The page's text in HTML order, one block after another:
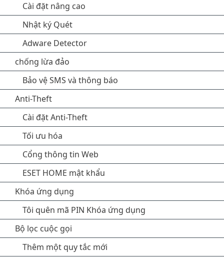
Cài đặt nâng cao
Nhật ký Quét
Adware Detector
chống lừa đảo
Bảo vệ SMS và thông báo
Anti-Theft
Cài đặt Anti-Theft
Tối ưu hóa
Cổng thông tin Web
ESET HOME mật khẩu
Khóa ứng dụng
Tôi quên mã PIN Khóa ứng dụng
Bộ lọc cuộc gọi
Thêm một quy tắc mới